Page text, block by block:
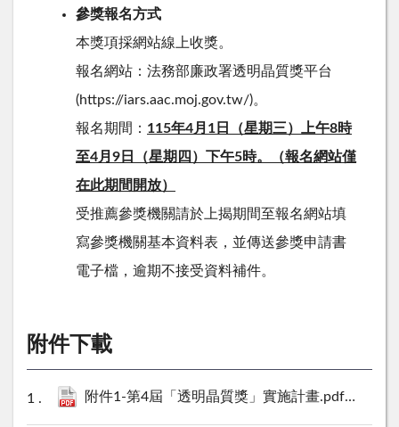
參獎報名方式
本獎項採網站線上收獎。
報名網站：法務部廉政署透明晶質獎平台
(https://iars.aac.moj.gov.tw/)。
報名期間： 115年4月 1 日（星期三）上午8時
至4月9日（星期四）下午5時。（報名網站僅
在此期間開放）
受推薦參獎機關請於上揭期間至報名網站填
寫參獎機關基本資料表，並傳送參獎申請書
電子檔，逾期不接受資料補件。
附件下載
附件1-第4屆「透明晶質獎」實施計畫.pdf 428 KB